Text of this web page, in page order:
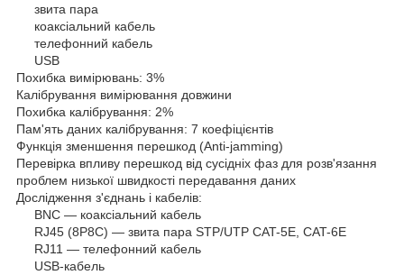
звита пара
коаксіальний кабель
телефонний кабель
USB
Похибка вимірювань: 3%
Калібрування вимірювання довжини
Похибка калібрування: 2%
Пам'ять даних калібрування: 7 коефіцієнтів
Функція зменшення перешкод (Anti-jamming)
Перевірка впливу перешкод від сусідніх фаз для розв'язання
проблем низької швидкості передавання даних
Дослідження з'єднань і кабелів:
BNC — коаксіальний кабель
RJ45 (8P8C) — звита пара STP/UTP CAT-5E, CAT-6E
RJ11 — телефонний кабель
USB-кабель